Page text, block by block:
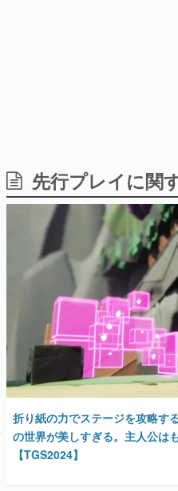
ゲーム開発者・
具体的な形から解き
です。
ゲームが変えた
「経験値」「裏技
の起源や用法の変
イニーP氏が徹底調査
カテゴリ
特集記事
マンガ
女性向け
アプリレビュー
その他
先行プレイに関
折り紙の力でステージを攻略す
の世界が美しすぎる。主人公は
【TGS2024】